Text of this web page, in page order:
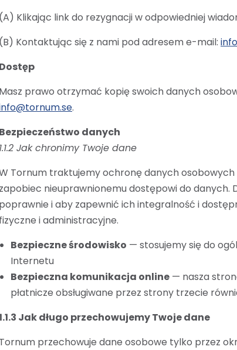
(A) Klikając link do rezygnacji w odpowiedniej
(B) Kontaktując się z nami pod adresem e-mail:
Dostęp
Masz prawo otrzymać kopię swoich danych
.
Bezpieczeństwo danych
1.1.2 Jak chronimy Twoje dane
Tornum traktujemy ochronę danych
zapobiec nieuprawnionemu dostępowi do danych.
poprawnie i aby zapewnić ich integralność i
fizyczne i administracyjne.
Bezpieczne środowisko — stosujemy się do
Internetu
Bezpieczna komunikacja online — nasza
płatnicze obsługiwane przez strony trzecie
Jak długo przechowujemy Twoje dane
Tornum przechowuje dane osobowe tylko przez